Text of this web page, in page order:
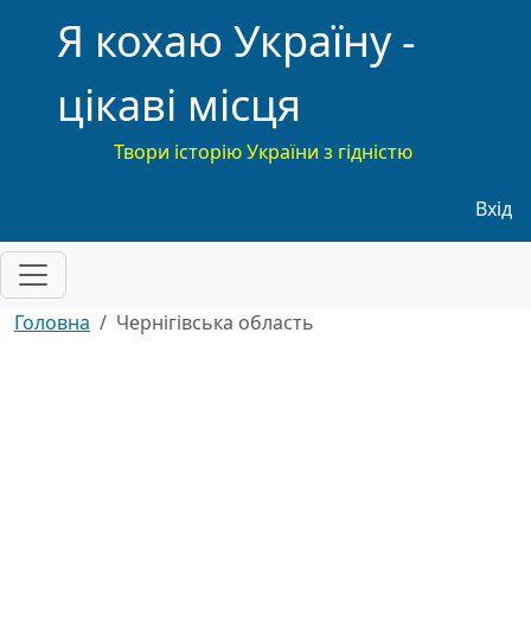
Я кохаю Україну -
цікаві місця
Твори історію України з гідністю
Вхід
Головна Чернігівська область